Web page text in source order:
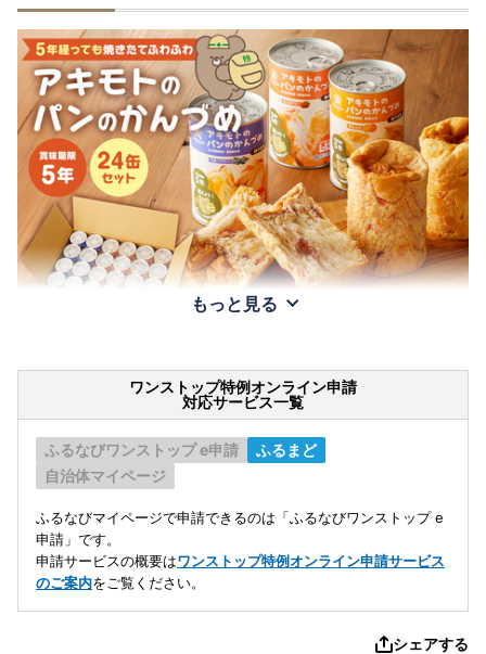
もっと見る
ワンストップ特例オンライン申請
対応サービス一覧
ふるなびワンストップ e申請
ふるまど
自治体マイページ
ふるなびマイページで申請できるのは「ふるなびワンストップ e
申請」です。
申請サービスの概要はワンストップ特例オンライン申請サービス
のご案内をご覧ください。
シェアする